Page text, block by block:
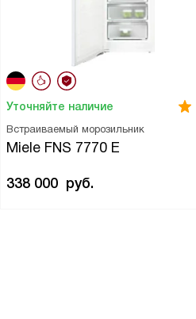
Встраиваемый морозильник
Miele FNS 7770 E
Уточняйте наличие
338 000 руб.